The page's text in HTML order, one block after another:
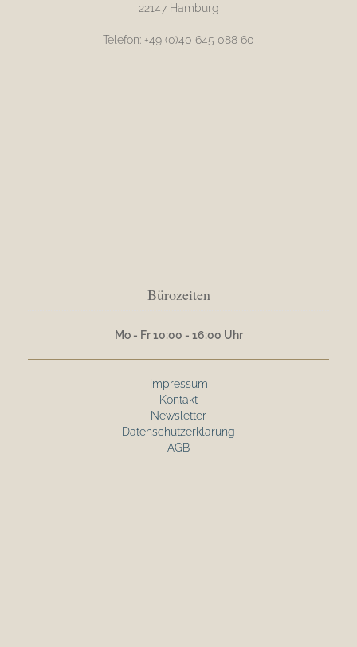
22147 Hamburg
Telefon: +49 (0)40 645 088 60
Bürozeiten
Mo - Fr 10:00 - 16:00 Uhr
Impressum
Kontakt
Newsletter
Datenschutzerklärung
AGB